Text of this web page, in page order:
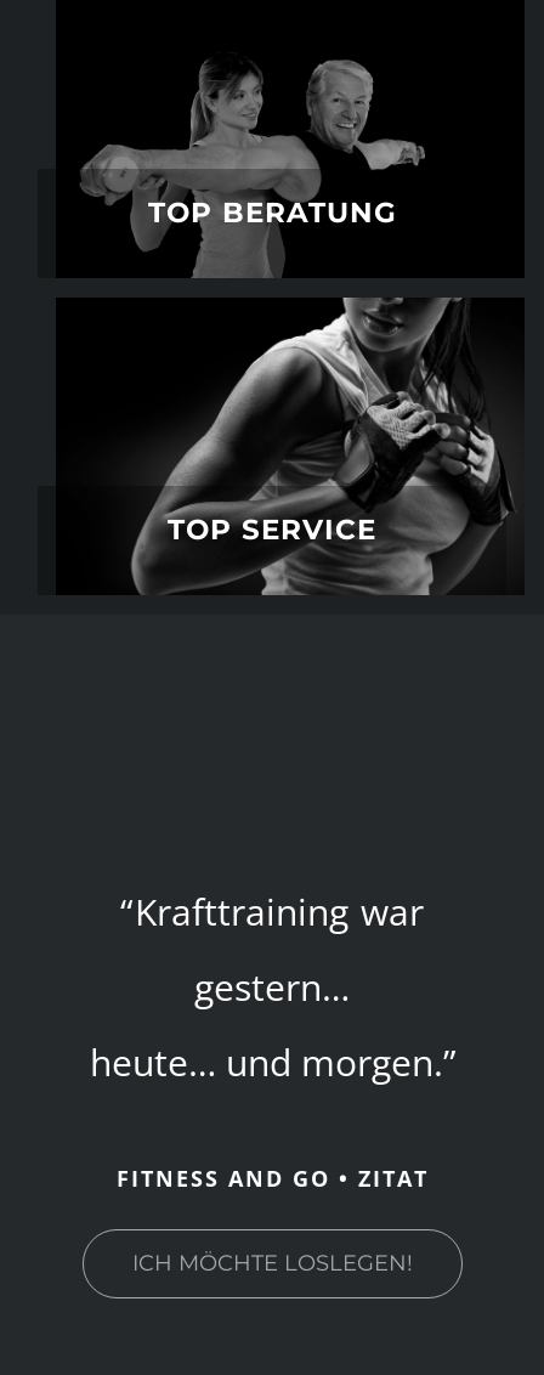
TOP BERATUNG
TOP SERVICE
“Krafttraining war
gestern…
heute… und morgen.”
FITNESS AND GO • ZITAT
ICH MÖCHTE LOSLEGEN!